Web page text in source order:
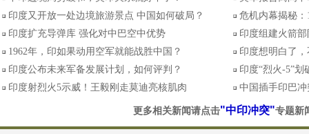
印度又开放一处边境旅游景点 中国如何破局？
危机内幕揭秘
印度扩充导弹库 强化对中巴空中优势
印度组建火箭
1962年，印如果动用空军就能战胜中国？
印度想明白了
印度公布未来军备发展计划，如何评判？
印度“烈火-5”
印度射烈火5示威！王毅刚走莫迪亮核肌肉
中国插手印巴
更多相关新闻请点击"中印冲突"专题新